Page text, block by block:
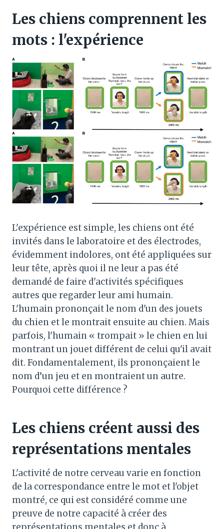
Les chiens comprennent les
mots : l'expérience
L'expérience est simple, les chiens ont été
invités dans le laboratoire et des électrodes,
évidemment indolores, ont été appliquées sur
leur tête, après quoi il ne leur a pas été
demandé de faire d'activités spécifiques
autres que regarder leur ami humain.
L'humain prononçait le nom d'un des jouets
du chien et le montrait ensuite au chien. Mais
parfois, l'humain « trompait » le chien en lui
montrant un jouet différent de celui qu'il avait
dit. Fondamentalement, ils prononçaient le
nom d’un jeu et en montraient un autre.
Pourquoi cette différence ?
Les chiens créent aussi des
représentations mentales
L'activité de notre cerveau varie en fonction
de la correspondance entre le mot et l'objet
montré, ce qui est considéré comme une
preuve de notre capacité à créer des